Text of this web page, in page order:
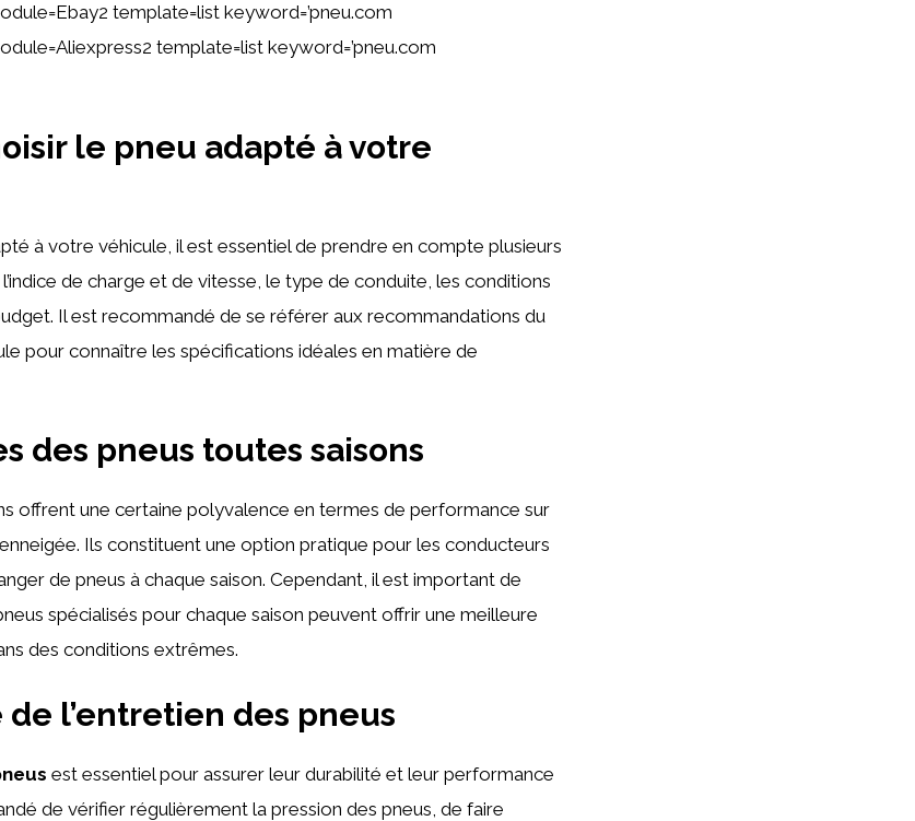
template=list keyword=’pneu.com
template=list keyword=’pneu.com
le pneu adapté à votre
à votre véhicule, il est essentiel de prendre en compte plusieurs
de charge et de vitesse, le type de conduite, les conditions
Il est recommandé de se référer aux recommandations du
pour connaître les spécifications idéales en matière de
des pneus toutes saisons
offrent une certaine polyvalence en termes de performance sur
Ils constituent une option pratique pour les conducteurs
de pneus à chaque saison. Cependant, il est important de
spécialisés pour chaque saison peuvent offrir une meilleure
des conditions extrêmes.
de l’entretien des pneus
est essentiel pour assurer leur durabilité et leur performance
de vérifier régulièrement la pression des pneus, de faire